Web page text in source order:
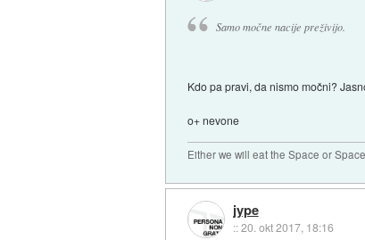
Samo močne nacije preživijo.
Kdo pa pravi, da nismo močni?
o+ nevone
Either we will eat the Space or
jype
::20. okt 2017, 18:16